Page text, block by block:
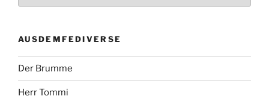
AUSDEMFEDIVERSE
Der Brumme
Herr Tommi